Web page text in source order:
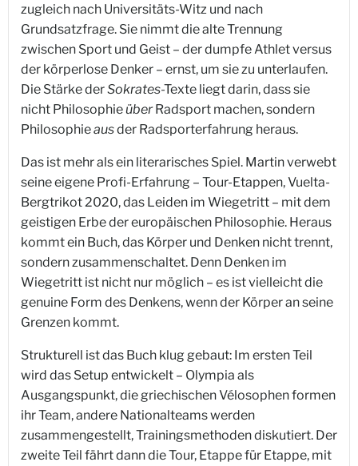
zugleich nach Universitäts-Witz und nach
Grundsatzfrage. Sie nimmt die alte Trennung
zwischen Sport und Geist – der dumpfe Athlet versus
der körperlose Denker – ernst, um sie zu unterlaufen.
Die Stärke derSokrates-Texte liegt darin, dass sie
nicht PhilosophieüberRadsport machen, sondern
Philosophieausder Radsporterfahrung heraus.
Das ist mehr als ein literarisches Spiel. Martin verwebt
seine eigene Profi-Erfahrung – Tour-Etappen, Vuelta-
Bergtrikot 2020, das Leiden im Wiegetritt – mit dem
geistigen Erbe der europäischen Philosophie. Heraus
kommt ein Buch, das Körper und Denken nicht trennt,
sondern zusammenschaltet. Denn Denken im
Wiegetritt ist nicht nur möglich – es ist vielleicht die
genuine Form des Denkens, wenn der Körper an seine
Grenzen kommt.
Strukturell ist das Buch klug gebaut: Im ersten Teil
wird das Setup entwickelt – Olympia als
Ausgangspunkt, die griechischen Vélosophen formen
ihr Team, andere Nationalteams werden
zusammengestellt, Trainingsmethoden diskutiert. Der
zweite Teil fährt dann die Tour, Etappe für Etappe, mit